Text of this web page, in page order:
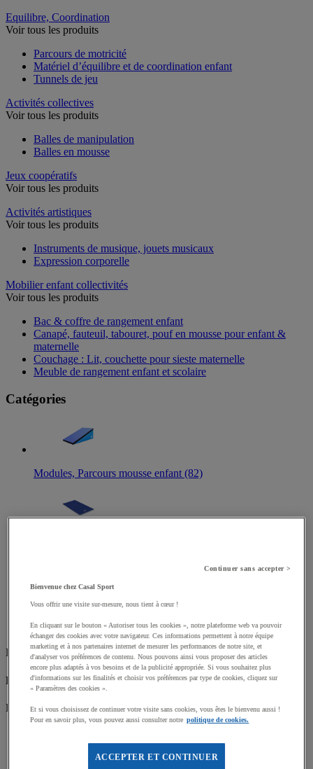
Equilibre, Coordination
Voir tous les produits
Parcours de motricité
Matériel d’équilibre et de coordination enfant
Tunnels de jeu
Activités collectives
Voir tous les produits
Balles de manipulation
Balles en mousse
Jeux coopératifs
Voir tous les produits
Activités artistiques
Voir tous les produits
Instruments de musique, jouets musicaux
Expression corporelle
Mobilier enfant collectivités
Voir tous les produits
Bac & coffre de rangement enfant​
Canapé, fauteuil, tabouret, pouf en mousse pour enfant &
maternelle
Couchage : Lit, couchette pour sieste maternelle​
Meuble de rangement enfant et scolaire
Catégories
Modules, Parcours mousse enfant (82)
Piscines à balles (2)
Filtrez par
Produit responsable
En savoir plus sur notre démarche responsable
oui(5)
Continuer sans accepter >
Bienvenue chez Casal Sport
Vous offrir une visite sur-mesure, nous tient à cœur !
En cliquant sur le bouton « Autoriser tous les cookies », notre plateforme web va pouvoir
échanger des cookies avec votre navigateur. Ces informations permettent à notre équipe
marketing et à nos partenaires internet de mesurer les performances de notre site, et
d'analyser vos préférences de contenu. Nous pouvons ainsi vous proposer des articles
encore plus adaptés à vos besoins et de la publicité appropriée. Si vous souhaitez plus
d'informations sur les finalités et choisir vos préférences par type de cookies, cliquez sur
« Paramètres des cookies ».
Et si vous choisissez de continuer votre visite sans cookies, vous êtes le bienvenu aussi !
Pour en savoir plus, vous pouvez aussi consulter notre politique de cookies.
ACCEPTER ET CONTINUER